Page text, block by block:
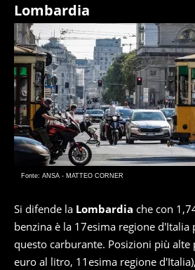
Lombardia
Fonte: ANSA - MATTEO CORNER
Si difende la Lombardia che con
benzina è la 17esima regione
questo carburante. Posizioni più alte
euro al litro, 11esima regione